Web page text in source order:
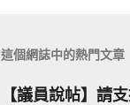
這個網誌中的熱門文章
【議員說帖】請